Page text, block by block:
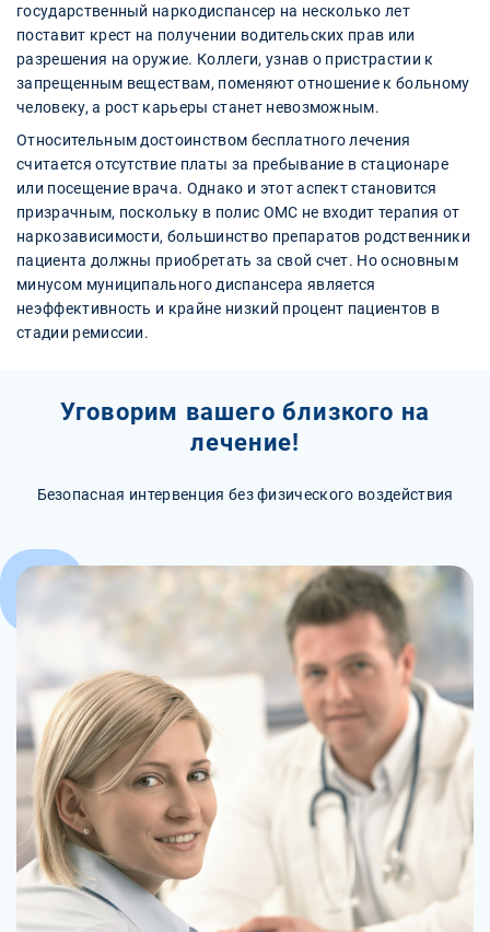
государственный наркодиспансер на несколько лет
поставит крест на получении водительских прав или
разрешения на оружие. Коллеги, узнав о пристрастии к
запрещенным веществам, поменяют отношение к больному
человеку, а рост карьеры станет невозможным.
Относительным достоинством бесплатного лечения
считается отсутствие платы за пребывание в стационаре
или посещение врача. Однако и этот аспект становится
призрачным, поскольку в полис ОМС не входит терапия от
наркозависимости, большинство препаратов родственники
пациента должны приобретать за свой счет. Но основным
минусом муниципального диспансера является
неэффективность и крайне низкий процент пациентов в
стадии ремиссии.
Уговорим вашего близкого на
лечение!
Безопасная интервенция без физического воздействия